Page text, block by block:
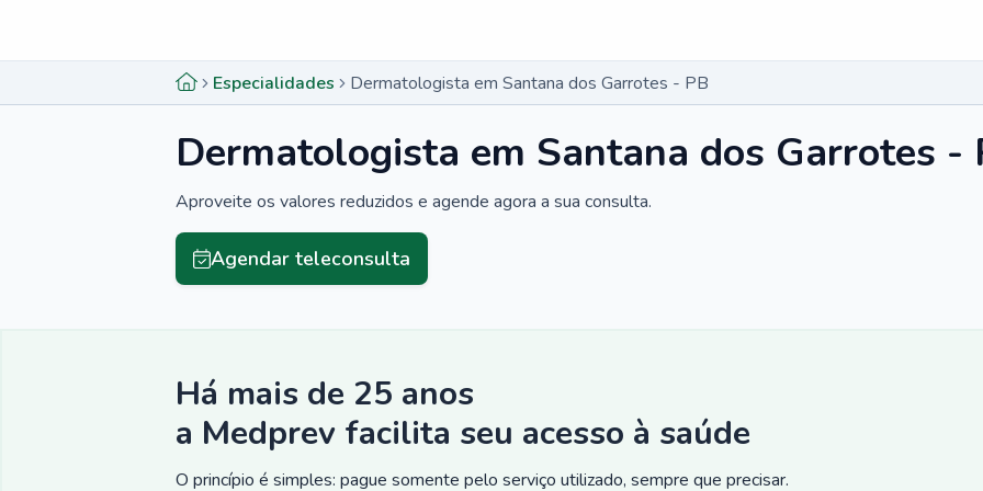
Especialidades Dermatologista em Santana dos Garrotes - PB
Dermatologista em Santana dos Garrotes -
Aproveite os valores reduzidos e agende agora a sua consulta.
Agendar teleconsulta
Há mais de 25 anos
a Medprev facilita seu acesso à saúde
O princípio é simples: pague somente pelo serviço utilizado, sempre que precisar.